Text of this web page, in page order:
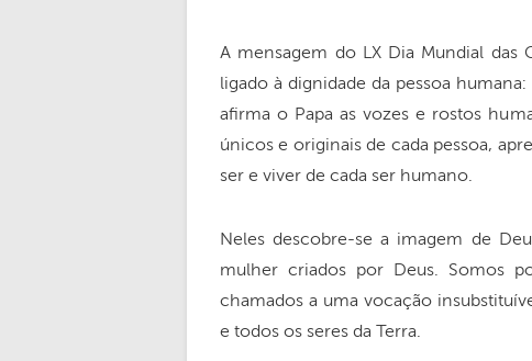
A mensagem do LX Dia Mundial
ligado à dignidade da pessoa
afirma o Papa as vozes e rostos
únicos e originais de cada pessoa,
ser e viver de cada ser humano.
Neles descobre-se a imagem de
mulher criados por Deus. Somos
chamados a uma vocação
e todos os seres da Terra.